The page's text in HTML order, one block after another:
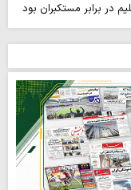
در برابر مستکبران بود